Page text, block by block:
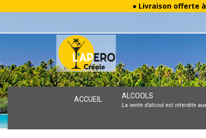
● Livraison offerte
Skip
to
content
ACCUEIL ALCOOLS
La vente d’alcool est interdite